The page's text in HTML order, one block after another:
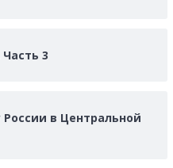
3
в Центральной